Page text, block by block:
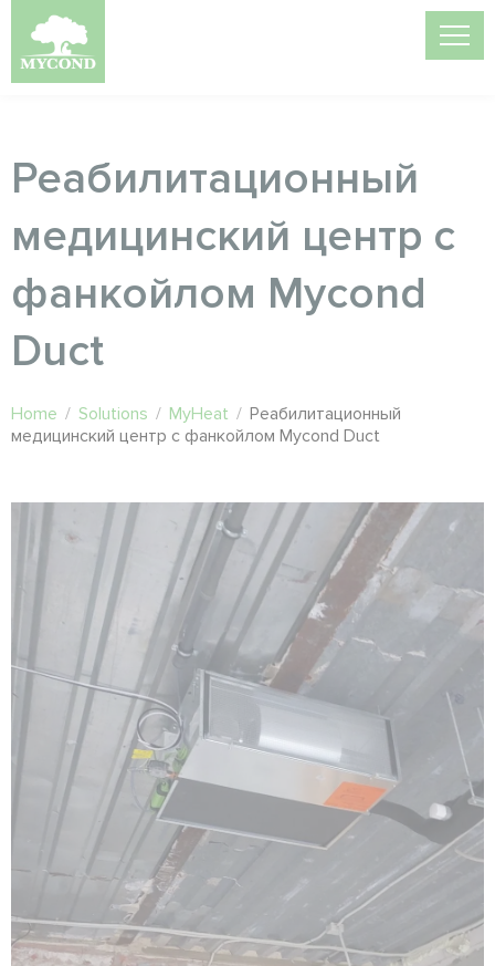
Реабилитационный
медицинский центр с
фанкойлом Mycond
Duct
Home / Solutions / MyHeat / Реабилитационный
медицинский центр с фанкойлом Mycond Duct